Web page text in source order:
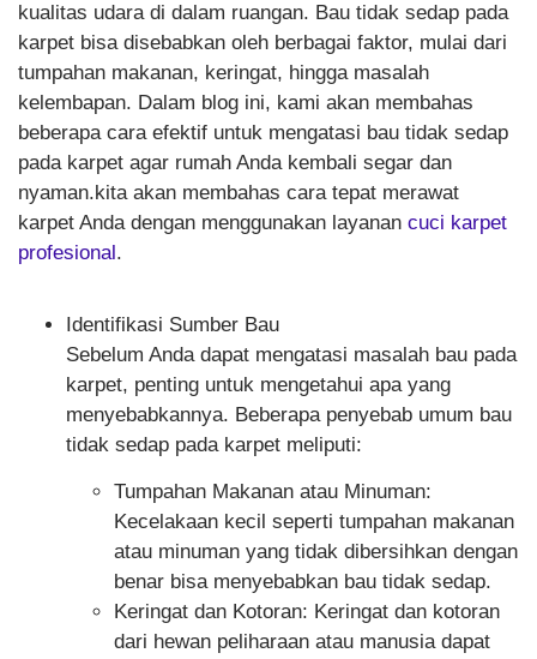
kualitas udara di dalam ruangan. Bau tidak sedap pada
karpet bisa disebabkan oleh berbagai faktor, mulai dari
tumpahan makanan, keringat, hingga masalah
kelembapan. Dalam blog ini, kami akan membahas
beberapa cara efektif untuk mengatasi bau tidak sedap
pada karpet agar rumah Anda kembali segar dan
nyaman.kita akan membahas cara tepat merawat
karpet Anda dengan menggunakan layanan cuci karpet
profesional .
Identifikasi Sumber Bau
Sebelum Anda dapat mengatasi masalah bau pada
karpet, penting untuk mengetahui apa yang
menyebabkannya. Beberapa penyebab umum bau
tidak sedap pada karpet meliputi:
Tumpahan Makanan atau Minuman:
Kecelakaan kecil seperti tumpahan makanan
atau minuman yang tidak dibersihkan dengan
benar bisa menyebabkan bau tidak sedap.
Keringat dan Kotoran: Keringat dan kotoran
dari hewan peliharaan atau manusia dapat